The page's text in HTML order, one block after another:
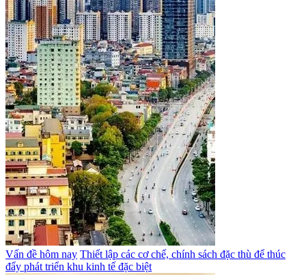
Vấn đề hôm nay Thiết lập các cơ chế, chính sách đặc thù để thúc
đẩy phát triển khu kinh tế đặc biệt